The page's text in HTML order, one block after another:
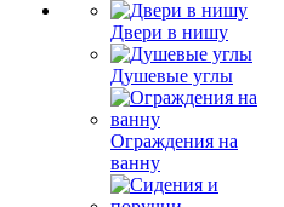
Двери в нишу
Душевые углы
Ограждения на
ванну